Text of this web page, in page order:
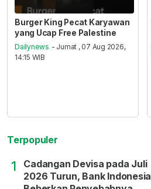
Burger King Pecat Karyawan
yang Ucap Free Palestine
Dailynews - Jumat , 07 Aug 2026,
14:15 WIB
Terpopuler
1
Cadangan Devisa pada Juli
2026 Turun, Bank Indonesia